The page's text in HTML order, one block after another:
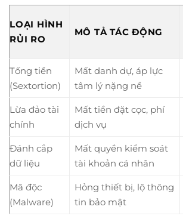
LOẠI HÌNH
RỦI RO
MÔ TẢ TÁC ĐỘNG
Tống tiền
(Sextortion)
Mất danh dự, áp lực
tâm lý nặng nề
Lừa đảo tài
chính
Mất tiền đặt cọc, phí
dịch vụ
Đánh cắp
dữ liệu
Mất quyền kiểm soát
tài khoản cá nhân
Mã độc
(Malware)
Hỏng thiết bị, lộ thông
tin bảo mật